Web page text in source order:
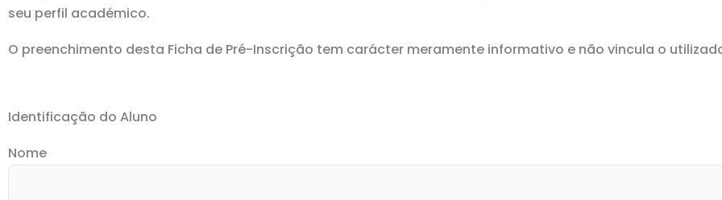
seu perfil académico.
O preenchimento desta Ficha de Pré-Inscrição tem carácter meramente informativo e não vincula o
Identificação do Aluno
Nome